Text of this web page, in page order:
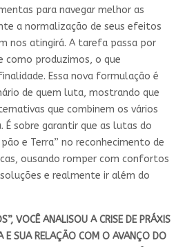
para navegar melhor as
a normalização de seus efeitos
nos atingirá. A tarefa passa por
produzimos, o que
Essa nova formulação é
de quem luta, mostrando que
que combinem os vários
É sobre garantir que as lutas do
e Terra” no reconhecimento de
ousando romper com confortos
e realmente ir além do
VOCÊ ANALISOU A CRISE DE PRÁXIS
E SUA RELAÇÃO COM O AVANÇO DO